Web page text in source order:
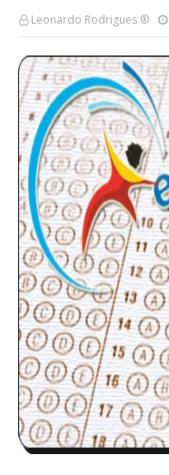
Leonardo Rodrigues ®